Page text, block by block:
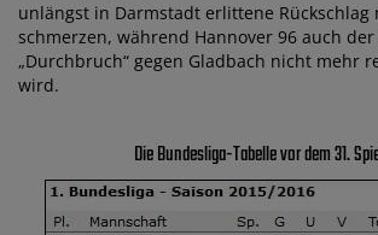
unlängst in Darmstadt erlittene Rückschlag
schmerzen, während Hannover 96 auch
„Durchbruch“ gegen Gladbach nicht mehr
wird.
Die Bundesliga-Tabelle vor dem 31.